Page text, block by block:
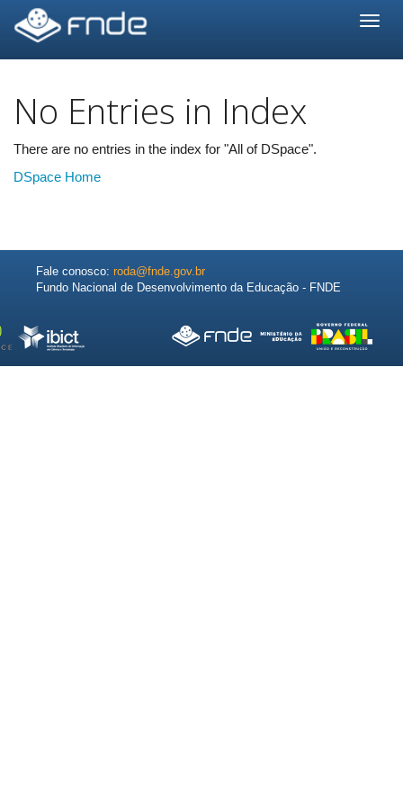
navigation
No Entries in Index
There are no entries in the index for "All of DSpace".
DSpace Home
Fale conosco: roda@fnde.gov.br
Fundo Nacional de Desenvolvimento da Educação - FNDE